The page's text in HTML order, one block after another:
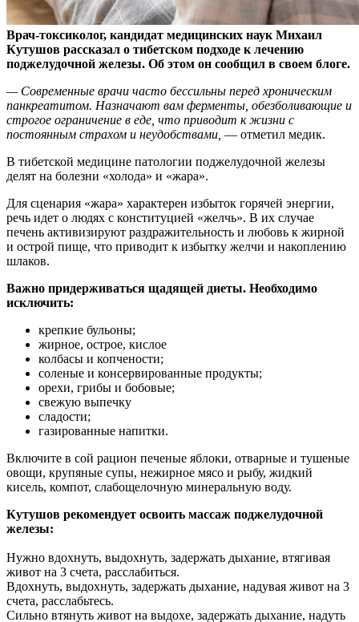
Врач-токсиколог, кандидат медицинских наук Михаил
Кутушов рассказал о тибетском подходе к лечению
поджелудочной железы. Об этом он сообщил в своем блоге.
— Современные врачи часто бессильны перед хроническим
панкреатитом. Назначают вам ферменты, обезболивающие и
строгое ограничение в еде, что приводит к жизни с
постоянным страхом и неудобствами, — отметил медик.
В тибетской медицине патологии поджелудочной железы
делят на болезни «холода» и «жара».
Для сценария «жара» характерен избыток горячей энергии,
речь идет о людях с конституцией «желчь». В их случае
печень активизируют раздражительность и любовь к жирной
и острой пище, что приводит к избытку желчи и накоплению
шлаков.
Важно придерживаться щадящей диеты. Необходимо
исключить:
крепкие бульоны;
жирное, острое, кислое
колбасы и копчености;
соленые и консервированные продукты;
орехи, грибы и бобовые;
свежую выпечку
сладости;
газированные напитки.
Включите в сой рацион печеные яблоки, отварные и тушеные
овощи, крупяные супы, нежирное мясо и рыбу, жидкий
кисель, компот, слабощелочную минеральную воду.
Кутушов рекомендует освоить массаж поджелудочной
железы:
Нужно вдохнуть, выдохнуть, задержать дыхание, втягивая
живот на 3 счета, расслабиться.
Вдохнуть, выдохнуть, задержать дыхание, надувая живот на 3
счета, расслабьтесь.
Сильно втянуть живот на выдохе, задержать дыхание, надуть